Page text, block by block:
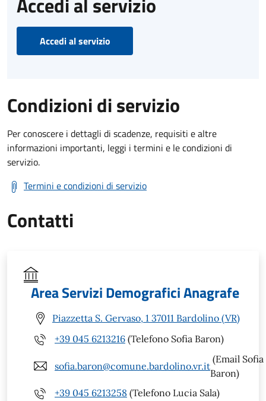
Accedi al servizio
Condizioni di servizio
Per conoscere i dettagli di scadenze, requisiti e altre
informazioni importanti, leggi i termini e le condizioni di
servizio.
Termini e condizioni di servizio
Contatti
Area Servizi Demografici Anagrafe
Piazzetta S. Gervaso, 1 37011 Bardolino (VR)
+39 045 6213216 (Telefono Sofia Baron)
sofia.baron@comune.bardolino.vr.it
(Email Sofia
Baron)
+39 045 6213258 (Telefono Lucia Sala)